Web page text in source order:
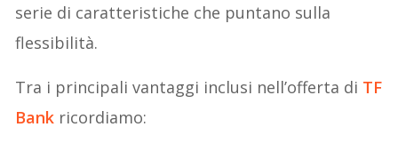
serie di caratteristiche che puntano sulla
flessibilità.
Tra i principali vantaggi inclusi nell’offerta di TF
Bank ricordiamo: